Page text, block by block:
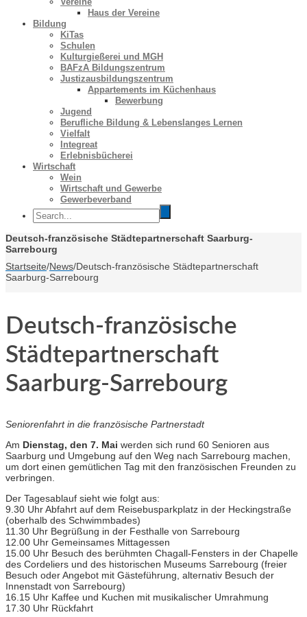
Haus der Vereine
Bildung
KiTas
Schulen
Kulturgießerei und MGH
BAFzA Bildungszentrum
Justizausbildungszentrum
Appartements im Küchenhaus
Bewerbung
Jugend
Berufliche Bildung & Lebenslanges Lernen
Vielfalt
Integreat
Erlebnisbücherei
Wirtschaft
Wein
Wirtschaft und Gewerbe
Gewerbeverband
Deutsch-französische Städtepartnerschaft Saarburg-
Sarrebourg
Startseite/News/Deutsch-französische Städtepartnerschaft
Saarburg-Sarrebourg
Deutsch-französische
Städtepartnerschaft
Saarburg-Sarrebourg
Seniorenfahrt in die französische Partnerstadt
Am Dienstag, den 7. Mai werden sich rund 60 Senioren aus
Saarburg und Umgebung auf den Weg nach Sarrebourg machen,
um dort einen gemütlichen Tag mit den französischen Freunden zu
verbringen.
Der Tagesablauf sieht wie folgt aus:
9.30 Uhr Abfahrt auf dem Reisebusparkplatz in der Heckingstraße
(oberhalb des Schwimmbades)
11.30 Uhr Begrüßung in der Festhalle von Sarrebourg
12.00 Uhr Gemeinsames Mittagessen
15.00 Uhr Besuch des berühmten Chagall-Fensters in der Chapelle
des Cordeliers und des historischen Museums Sarrebourg (freier
Besuch oder Angebot mit Gästeführung, alternativ Besuch der
Innenstadt von Sarrebourg)
16.15 Uhr Kaffee und Kuchen mit musikalischer Umrahmung
17.30 Uhr Rückfahrt